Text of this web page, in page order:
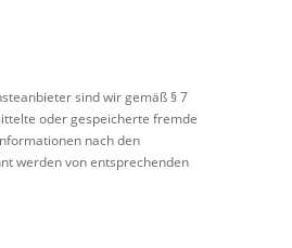
sind wir gemäß § 7
oder gespeicherte fremde
nach den
werden von entsprechenden